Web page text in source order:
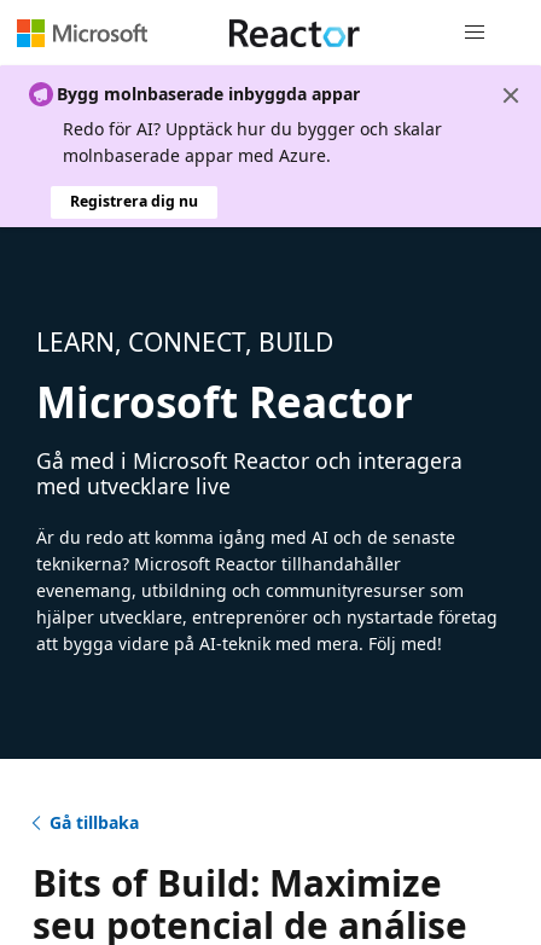
Bygg molnbaserade inbyggda appar
Redo för AI? Upptäck hur du bygger och skalar
molnbaserade appar med Azure.
Registrera dig nu
LEARN, CONNECT, BUILD
Microsoft Reactor
Gå med i Microsoft Reactor och interagera
med utvecklare live
Är du redo att komma igång med AI och de senaste
teknikerna? Microsoft Reactor tillhandahåller
evenemang, utbildning och communityresurser som
hjälper utvecklare, entreprenörer och nystartade företag
att bygga vidare på AI-teknik med mera. Följ med!
Gå tillbaka
Bits of Build: Maximize
seu potencial de análise